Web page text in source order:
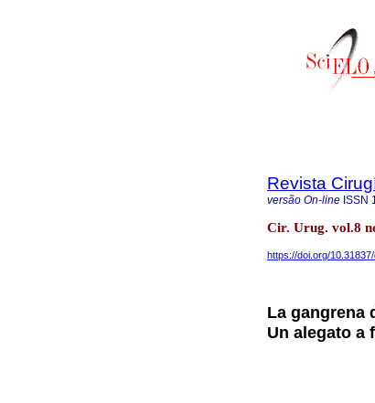
Revista
versão On-line ISSN
Cir. Urug. vol.8
https://doi.org/
La gangrena
Un alegato a